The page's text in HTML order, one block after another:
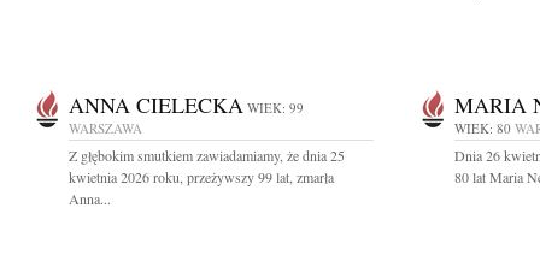
ANNA CIELECKA WIEK: 99
WARSZAWA
Z głębokim smutkiem zawiadamiamy, że dnia 25
kwietnia 2026 roku, przeżywszy 99 lat, zmarła
Anna...
MARIA
WIEK: 80
Dnia 26
80 lat Maria